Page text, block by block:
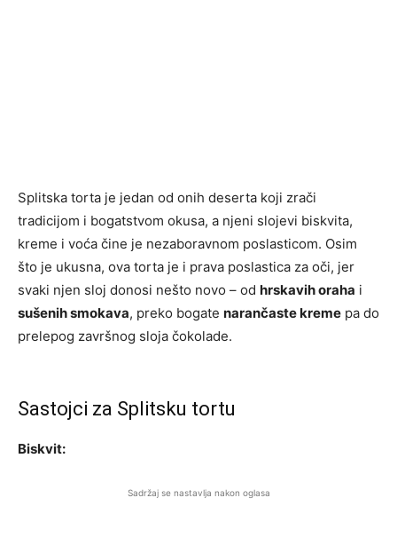
Splitska torta je jedan od onih deserta koji zrači
tradicijom i bogatstvom okusa, a njeni slojevi biskvita,
kreme i voća čine je nezaboravnom poslasticom. Osim
što je ukusna, ova torta je i prava poslastica za oči, jer
svaki njen sloj donosi nešto novo – od hrskavih oraha i
sušenih smokava, preko bogate narančaste kreme pa do
prelepog završnog sloja čokolade.
Sastojci za Splitsku tortu
Biskvit:
Sadržaj se nastavlja nakon oglasa